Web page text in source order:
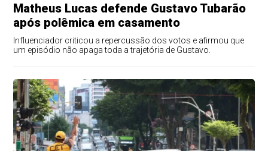
Matheus Lucas defende Gustavo Tubarão
após polêmica em casamento
Influenciador criticou a repercussão dos votos e afirmou que
um episódio não apaga toda a trajetória de Gustavo.